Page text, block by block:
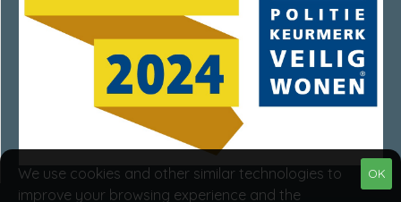
OK
We use cookies and other similar technologies to
improve your browsing experience and the